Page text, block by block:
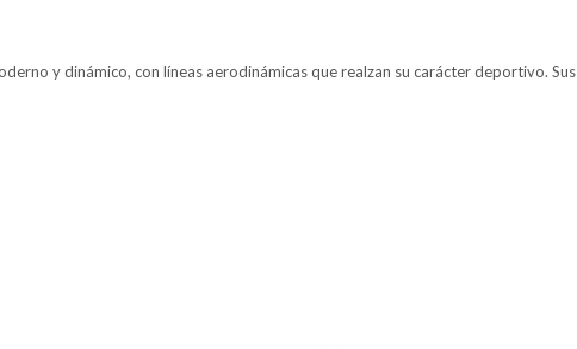
y dinámico, con líneas aerodinámicas que realzan su carácter deportivo. Sus